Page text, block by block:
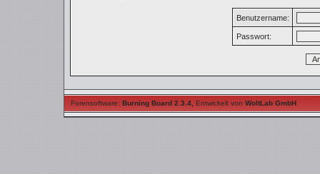
Benutzername:
Passwort:
Forensoftware: Burning Board 2.3.4 Entwickelt von WoltLab GmbH